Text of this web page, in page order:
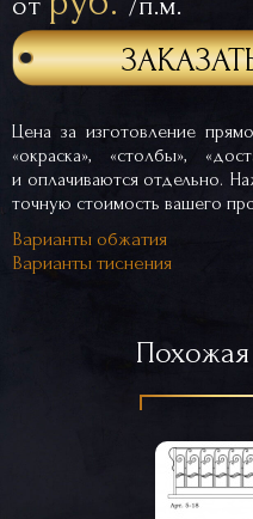
Цена за изготовление
«окраска», «столбы»,
и оплачиваются отдельно.
точную стоимость вашего
Варианты обжатия
Варианты тиснения